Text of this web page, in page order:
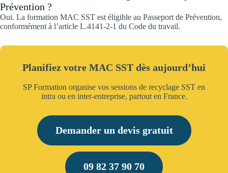
Prévention ?
Oui. La formation MAC SST est éligible au Passeport de Prévention,
conformément à l’article L.4141-2-1 du Code du travail.
Planifiez votre MAC SST dès aujourd’hui
SP Formation organise vos sessions de recyclage SST en
intra ou en inter-entreprise, partout en France.
Demander un devis gratuit
09 82 37 90 70